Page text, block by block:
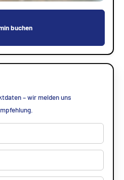
buchen
– wir melden uns